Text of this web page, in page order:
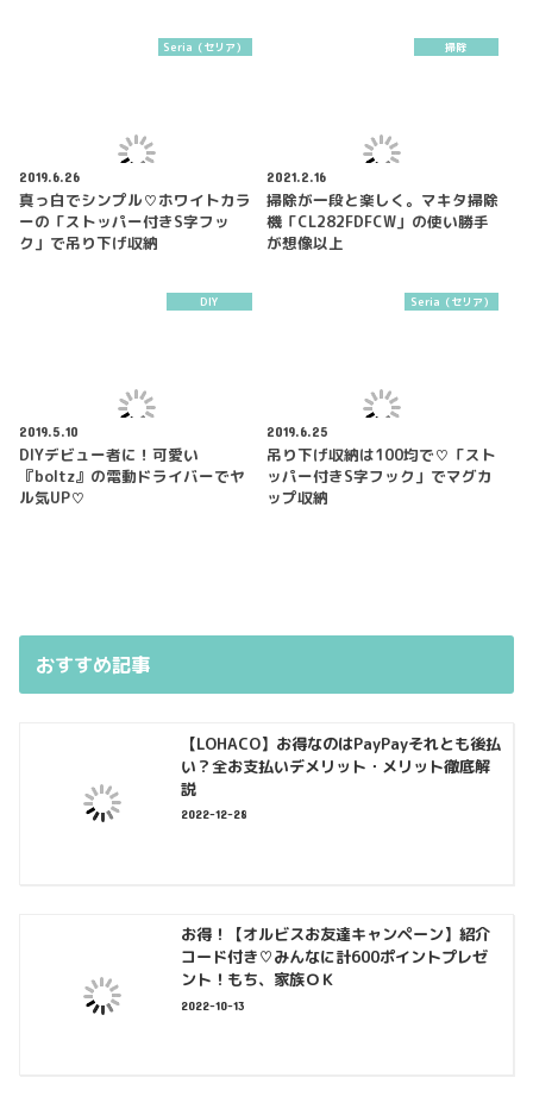
Seria（セリア）
2019.6.26
真っ白でシンプル♡ホワイトカラ
ーの「ストッパー付きS字フッ
ク」で吊り下げ収納
掃除
2021.2.16
掃除が一段と楽しく。マキタ掃除
機「CL282FDFCW」の使い勝手
が想像以上
DIY
2019.5.10
DIYデビュー者に！可愛い
『boltz』の電動ドライバーでヤ
ル気UP♡
Seria（セリア）
2019.6.25
吊り下げ収納は100均で♡「スト
ッパー付きS字フック」でマグカ
ップ収納
おすすめ記事
【LOHACO】お得なのはPayPayそれとも後払
い？全お支払いデメリット・メリット徹底解
説
2022-12-28
お得！【オルビスお友達キャンペーン】紹介
コード付き♡みんなに計600ポイントプレゼ
ント！もち、家族ＯＫ
2022-10-13